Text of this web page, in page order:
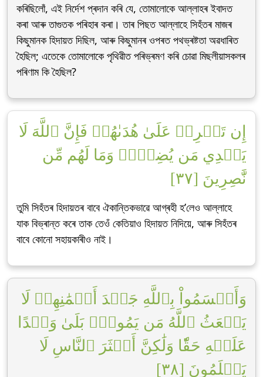
কৰিছিলোঁ, এই নিৰ্দেশ প্ৰদান কৰি যে, তোমালোকে আল্লাহৰ ইবাদত
কৰা আৰু তাগুতক পৰিহাৰ কৰা। তাৰ পিছত আল্লাহে সিহঁতৰ মাজৰ
কিছুমানক হিদায়ত দিছিল, আৰু কিছুমানৰ ওপৰত পথভ্ৰষ্টতা অৱধাৰিত
হৈছিল; এতেকে তোমালোকে পৃথিৱীত পৰিভ্ৰমণ কৰি চোৱা মিছলীয়াসকলৰ
পৰিণাম কি হৈছিল?
إِن تَحۡرِصۡ عَلَىٰ هُدَىٰهُمۡ فَإِنَّ ٱللَّهَ لَا
يَهۡدِي مَن يُضِلُّۖ وَمَا لَهُم مِّن
نَّٰصِرِينَ [٣٧]
তুমি সিহঁতৰ হিদায়তৰ বাবে ঐকান্তিকভাৱে আগ্ৰহী হ’লেও আল্লাহে
যাক বিভ্ৰান্ত কৰে তাক তেওঁ কেতিয়াও হিদায়ত নিদিয়ে, আৰু সিহঁতৰ
বাবে কোনো সহায়কাৰীও নাই।
وَأَقۡسَمُواْ بِٱللَّهِ جَهۡدَ أَيۡمَٰنِهِمۡ لَا
يَبۡعَثُ ٱللَّهُ مَن يَمُوتُۚ بَلَىٰ وَعۡدًا
عَلَيۡهِ حَقّٗا وَلَٰكِنَّ أَكۡثَرَ ٱلنَّاسِ لَا
يَعۡلَمُونَ [٣٨]